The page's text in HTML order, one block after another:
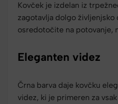
Kovček je izdelan iz
zagotavlja dolgo življenjsko
osredotočite na potovanje,
Eleganten videz
Črna barva daje kovčku
videz, ki je primeren za